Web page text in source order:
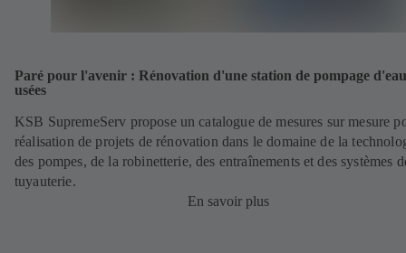
Paré pour l'avenir : Rénovation d'une station de pompage
usées
KSB SupremeServ propose un catalogue de mesures sur mesure
réalisation de projets de rénovation dans le domaine de la
des pompes, de la robinetterie, des entraînements et des systèmes
tuyauterie.
En savoir plus